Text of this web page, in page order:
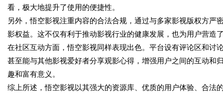
看，极大地提升了使用的便捷性。
另外，悟空影视注重内容的合法合规，通过与多家影视版权方
影权益。这不仅有利于推动影视行业的健康发展，也为用户营造
在社区互动方面，悟空影视同样表现出色。平台设有评论区和讨
甚至能与其他影视爱好者分享观影心得，增强用户之间的互动和
趣和富有意义。
综上所述，悟空影视以其强大的资源库、优质的用户体验、合法